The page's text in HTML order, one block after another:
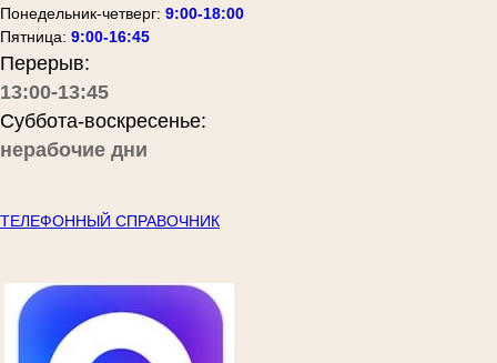
Понедельник-четверг: 9:00-18:00
Пятница: 9:00-16:45
Перерыв:
13:00-13:45
Суббота-воскресенье:
нерабочие дни
ТЕЛЕФОННЫЙ СПРАВОЧНИК